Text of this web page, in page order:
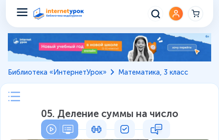
Библиотека «ИнтернетУрок» Математика, 3 класс
05. Деление суммы на число